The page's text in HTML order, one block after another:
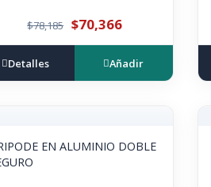
$78,185 $70,366
Detalles Añadir
EN ALUMINIO DOBLE